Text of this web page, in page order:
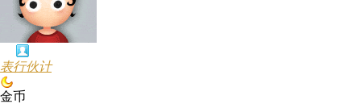
表行伙计
金币